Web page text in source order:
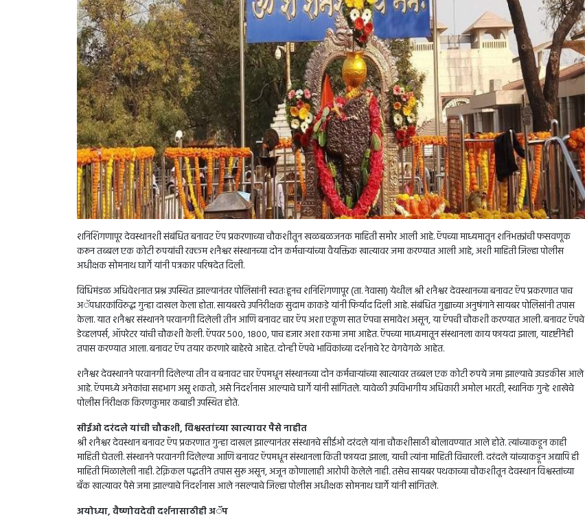
शनिशिंगणापूर देवस्थानशी संबंधित बनावट ऍप प्रकरणाच्या चौकशीतून खळबळजनक माहिती समोर आली आहे. ऍपच्या माध्यमातून शनिभक्तांची फसवणूक
करून तब्बल एक कोटी रुपयांची रक्कम शनैश्वर संस्थानच्या दोन कर्मचाऱ्यांच्या वैयक्तिक खात्यावर जमा करण्यात आली आहे, अशी माहिती जिल्हा पोलीस
अधीक्षक सोमनाथ घार्गे यांनी पत्रकार परिषदेत दिली.
विधिमंडळ अधिवेशनात प्रश्न उपस्थित झाल्यानंतर पोलिसांनी स्वतःहूनच शनिशिंगणापूर (ता. नेवासा) येथील श्री शनैश्वर देवस्थानच्या बनावट ऍप प्रकरणात पाच
अॅपधारकांविरुद्ध गुन्हा दाखल केला होता. सायबरचे उपनिरीक्षक सुदाम काकडे यांनी फिर्याद दिली आहे. संबंधित गुह्याच्या अनुषंगाने सायबर पोलिसांनी तपास
केला. यात शनैश्वर संस्थानने परवानगी दिलेली तीन आणि बनावट चार ऍप अशा एकूण सात ऍपचा समावेश असून, या ऍपची चौकशी करण्यात आली. बनावट ऍपचे
डेव्हलपर्स, ऑपरेटर यांची चौकशी केली. ऍपवर 500, 1800, पाच हजार अशा रकमा जमा आहेत. ऍपच्या माध्यमातून संस्थानला काय फायदा झाला, यादृष्टीनेही
तपास करण्यात आला. बनावट ऍप तयार करणारे बाहेरचे आहेत. दोन्ही ऍपचे भाविकांच्या दर्शनाचे रेट वेगवेगळे आहेत.
शनैश्वर देवस्थानने परवानगी दिलेल्या तीन व बनावट चार ऍपमधून संस्थानच्या दोन कर्मचाऱ्यांच्या खात्यावर तब्बल एक कोटी रुपये जमा झाल्याचे उघडकीस आले
आहे. ऍपमध्ये अनेकांचा सहभाग असू शकतो, असे निदर्शनास आल्याचे घार्गे यांनी सांगितले. यावेळी उपविभागीय अधिकारी अमोल भारती, स्थानिक गुन्हे शाखेचे
पोलीस निरीक्षक किरणकुमार कबाडी उपस्थित होते.
सीईओ दरंदले यांची चौकशी, विश्वस्तांच्या खात्यावर पैसे नाहीत
श्री शनैश्वर देवस्थान बनावट ऍप प्रकरणात गुन्हा दाखल झाल्यानंतर संस्थानचे सीईओ दरंदले यांना चौकशीसाठी बोलावण्यात आले होते. त्यांच्याकडून काही
माहिती घेतली. संस्थानने परवानगी दिलेल्या आणि बनावट ऍपमधून संस्थानला किती फायदा झाला, याची त्यांना माहिती विचारली. दरंदले यांच्याकडून अद्यापि ही
माहिती मिळालेली नाही. टेक्निकल पद्धतीने तपास सुरू असून, अजून कोणालाही आरोपी केलेले नाही. तसेच सायबर पथकाच्या चौकशीतून देवस्थान विश्वस्तांच्या
बँक खात्यावर पैसे जमा झाल्याचे निदर्शनास आले नसल्याचे जिल्हा पोलीस अधीक्षक सोमनाथ घार्गे यांनी सांगितले.
अयोध्या, वैष्णोवदेवी दर्शनासाठीही अॅप